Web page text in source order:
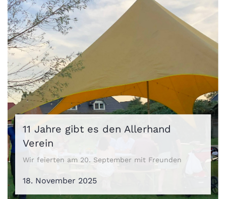
11 Jahre gibt es den Allerhand
Verein
Wir feierten am 20. September mit Freunden
18. November 2025